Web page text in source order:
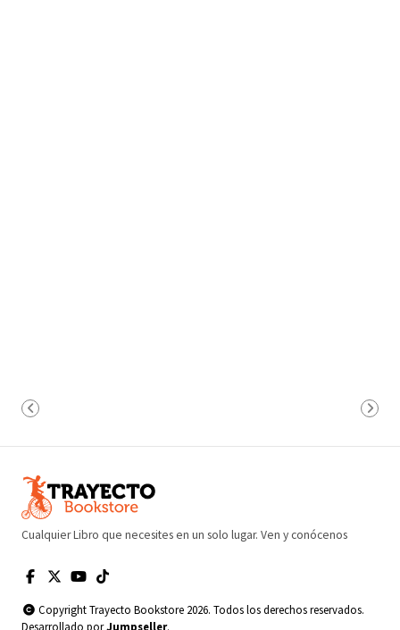
Cualquier Libro que necesites en un solo lugar. Ven y conócenos
Copyright Trayecto Bookstore 2026. Todos los derechos reservados.
Desarrollado porJumpseller.